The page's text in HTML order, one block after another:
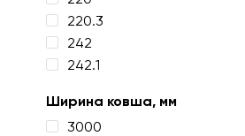
220.3
242
242.1
Ширина ковша, мм
3000